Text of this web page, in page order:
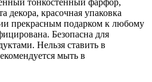
декора, красочная упаковка
прекрасным подарком к любому
Безопасна для
Нельзя ставить в
мыть в